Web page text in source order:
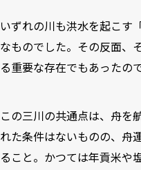
いずれの川も洪水を起こす
なものでした。その反面、
る重要な存在でもあったので
この三川の共通点は、舟を
れた条件はないものの、舟
ること。かつては年貢米や